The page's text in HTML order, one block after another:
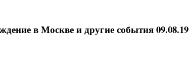
в Москве и другие события 09.08.19